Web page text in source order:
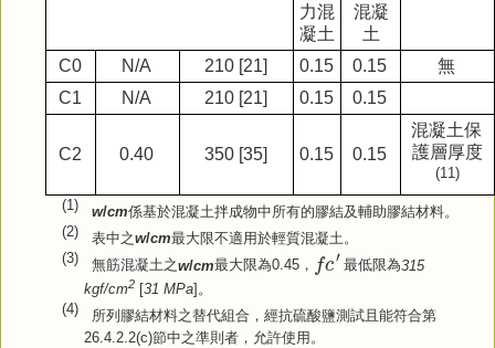
力混
凝土
混凝
土
C0
N/A 210 [21] 0.15 0.15
無
C1
N/A 210 [21] 0.15 0.15
C2 0.40 350 [35] 0.15 0.15
混凝土保
護層厚度
(11)
(1)
w/cm係基於混凝土拌成物中所有的膠結及輔助膠結材料。
(2)
表中之w/cm最大限不適用於輕質混凝土。
(3)
無筋混凝土之w/cm最大限為0.45， fc′
fc
最低限為315
kgf/cm2 [31 MPa] 。
(4)
所列膠結材料之替代組合，經抗硫酸鹽測試且能符合第
26.4.2.2(c)節中之準則者，允許使用。